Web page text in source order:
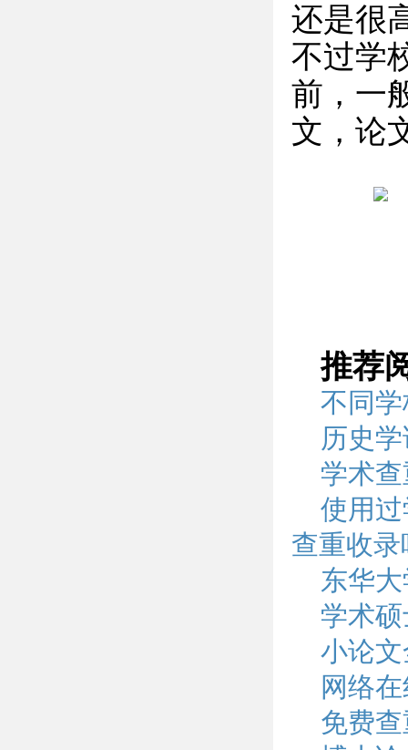
还是很
不过学
前，一
文，论
推荐
不同
历史
学术
使用
查重收录
东华
学术
小论
网络
免费